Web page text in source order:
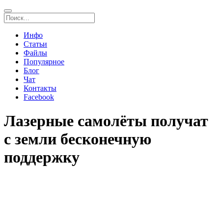
Инфо
Статьи
Файлы
Популярное
Блог
Чат
Контакты
Facebook
Лазерные самолёты получат
с земли бесконечную
поддержку